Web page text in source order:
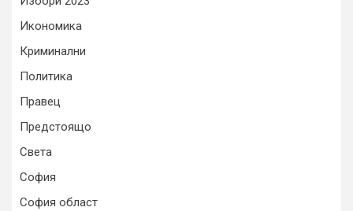
Икономика
Криминални
Политика
Правец
Предстоящо
Света
София
София област